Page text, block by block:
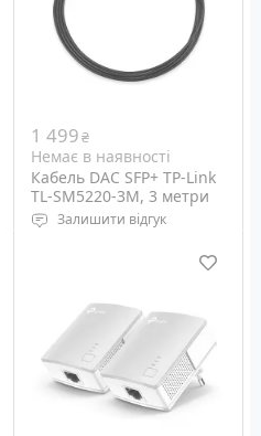
1 499₴
Немає в наявності
Кабель DAC SFP+ TP-Link
TL-SM5220-3M, 3 метри
Залишити відгук